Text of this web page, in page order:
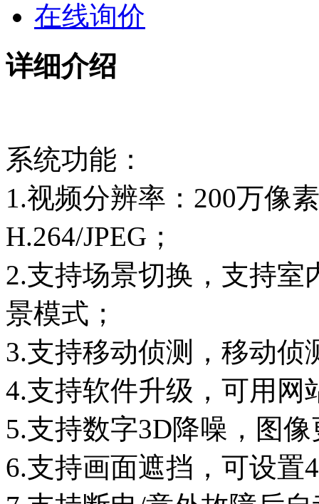
在线询价
详细介绍
系统功能：
1.视频分辨率：200万像
H.264/JPEG；
2.支持场景切换，支持
景模式；
3.支持移动侦测，移动侦
4.支持软件升级，可用网
5.支持数字3D降噪，图
6.支持画面遮挡，可设置